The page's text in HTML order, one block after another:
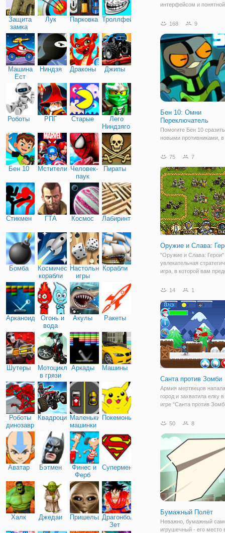
Защита
замка
Лук Парковка Троллфейс
Машина
Ест
Машину
Ниндзя Драконы Джипы
Роботы РПГ Старые
Лего
Ниндзяго
Бен 10 Мстители Человек-
паук
Пираты
Стикмен ГТА Космос Лабиринты
Бомба
Космические
корабли
Настольные
игры
Корабли
Арканоид
Огонь и
вода
Акулы Ракеты
Шутеры
Мотоциклы
в грязи
Аркады Машины
Роботы
динозавры
КвадроциклыМаленькие
машинки
Покемоны
Аватар Бэтмен
Финес и
Ферб
Супермен
Халк Джедаи ПришельцыДрагонболл
Зет
интерфейсом и понятной
приятной игры? Не
спорим, это порой
всегда
168 9
Бен 10: Омни
Переключатель
Помогите Бен 10
новыми противниками, в
Переключатель". На
иноземных героев,
приготовьтесь к тому,
реагировать придется
75 7
Оружие и Слава:
"Оружие и Слава: Герои"
увлекательная
игра, в которой вам
вторжения противников.
броню, сосредоточьтесь
магии и поднимите
14 1
Санта против Зомби
Армия мертвецов
город и захватила елку
игре "Санта против
Рождества и ваша цель
позволить зомби
уничтожить вас. На
50 8
Бумажный Полёт
Неважно, бумажный
игрушечный - его место